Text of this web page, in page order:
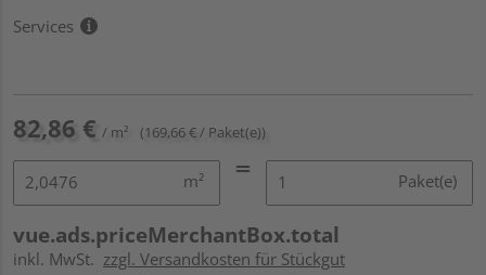
Services
82,86 € / m² (169,66 € / Paket(e))
m² Paket(e)
vue.ads.priceMerchantBox.total
inkl. MwSt. zzgl. Versandkosten für Stückgut